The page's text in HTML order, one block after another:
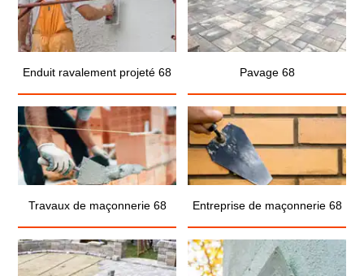
Enduit ravalement projeté 68 Pavage 68
Travaux de maçonnerie 68 Entreprise de maçonnerie 68